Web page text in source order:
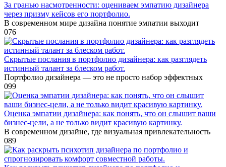
За гранью насмотренности: оцениваем эмпатию дизайнера
через призму кейсов его портфолио.
В современном мире дизайна понятие эмпатии выходит
076
Скрытые послания в портфолио дизайнера: как разглядеть
истинный талант за блеском работ.
Портфолио дизайнера — это не просто набор эффектных
099
Оценка эмпатии дизайнера: как понять, что он слышит ваши
бизнес-цели, а не только видит красивую картинку.
В современном дизайне, где визуальная привлекательность
089